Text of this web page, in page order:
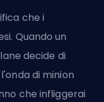
che i
Quando un
decide di
di minion
che infliggerai